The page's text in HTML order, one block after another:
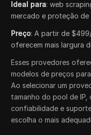
Ideal para: web
mercado e proteção de
Preço: A partir de $499/
oferecem mais largura
Esses provedores
modelos de preços
Ao selecionar um
tamanho do pool de
confiabilidade e
escolha o mais